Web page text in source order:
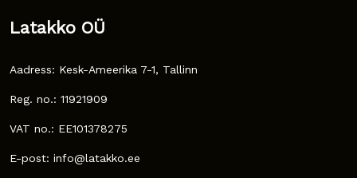
Latakko OÜ
Aadress: Kesk-Ameerika 7-1, Tallinn
Reg. no.: 11921909
VAT no.: EE101378275
E-post: info@latakko.ee